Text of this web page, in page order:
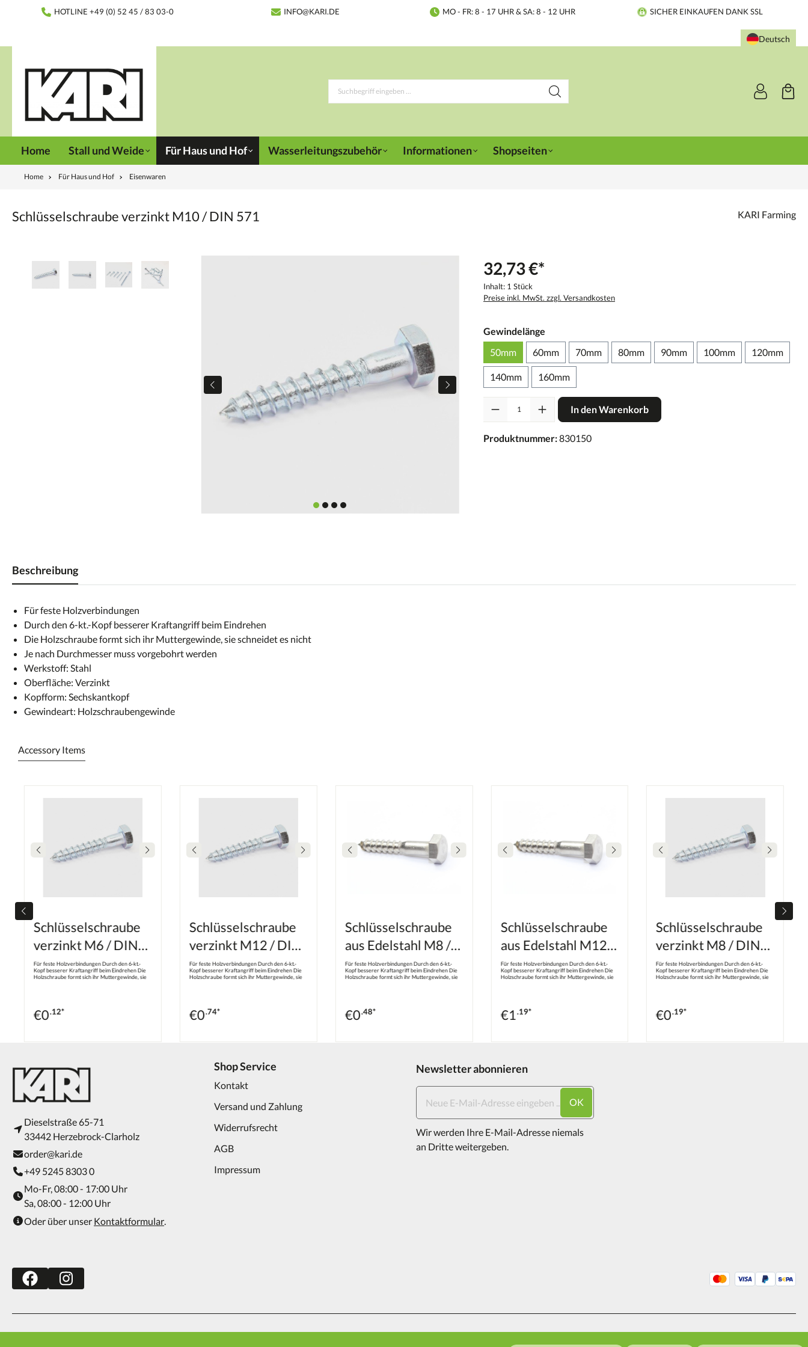
springenHOTLINE +49 (0) 52 45 / 83 03-0 INFO@KARI.DE MO - FR: 8 - 17 UHR & SA: 8 - 12 UHR SICHER EINKAUFEN DANK SSL
Deutsch
Home Stall und Weide Für Haus und Hof Wasserleitungszubehör Informationen Shopseiten
Home Für Haus und Hof Eisenwaren
Schlüsselschraube verzinkt M10 / DIN 571 KARI Farming
32,73 €*
Inhalt: 1 Stück
Preise inkl. MwSt. zzgl. Versandkosten
Gewindelänge
50mm
60mm 70mm 80mm 90mm 100mm 120mm
140mm 160mm
In den Warenkorb
Produktnummer:830150
Beschreibung
Für feste Holzverbindungen
Durch den 6-kt.-Kopf besserer Kraftangriff beim Eindrehen
Die Holzschraube formt sich ihr Muttergewinde, sie schneidet es nicht
Je nach Durchmesser muss vorgebohrt werden
Werkstoff: Stahl
Oberfläche: Verzinkt
Kopfform: Sechskantkopf
Gewindeart: Holzschraubengewinde
Accessory Items
Schlüsselschraube
verzinkt M6 / DIN
571
Für feste Holzverbindungen Durch den 6-kt.-
Kopf besserer Kraftangriff beim Eindrehen Die
Holzschraube formt sich ihr Muttergewinde, sie
€0.12*
Schlüsselschraube
verzinkt M12 / DIN
571
Für feste Holzverbindungen Durch den 6-kt.-
Kopf besserer Kraftangriff beim Eindrehen Die
Holzschraube formt sich ihr Muttergewinde, sie
€0.74*
Schlüsselschraube
aus Edelstahl M8 /
DIN 571
Für feste Holzverbindungen Durch den 6-kt.-
Kopf besserer Kraftangriff beim Eindrehen Die
Holzschraube formt sich ihr Muttergewinde, sie
€0.48*
Schlüsselschraube
aus Edelstahl M12 /
DIN 571
Für feste Holzverbindungen Durch den 6-kt.-
Kopf besserer Kraftangriff beim Eindrehen Die
Holzschraube formt sich ihr Muttergewinde, sie
€1.19*
Schlüsselschraube
verzinkt M8 / DIN
571
Für feste Holzverbindungen Durch den 6-kt.-
Kopf besserer Kraftangriff beim Eindrehen Die
Holzschraube formt sich ihr Muttergewinde, sie
€0.19*
Dieselstraße 65-71
33442 Herzebrock-Clarholz
order@kari.de
+49 5245 8303 0
Mo-Fr, 08:00 - 17:00 Uhr
Sa, 08:00 - 12:00 Uhr
Oder über unser Kontaktformular.
Shop Service
Kontakt
Versand und Zahlung
Widerrufsrecht
AGB
Impressum
Newsletter abonnieren
OK
Wir werden Ihre E-Mail-Adresse niemals
an Dritte weitergeben.
Kontakt Versand und Zahlung Widerrufsrecht AGB Impressum